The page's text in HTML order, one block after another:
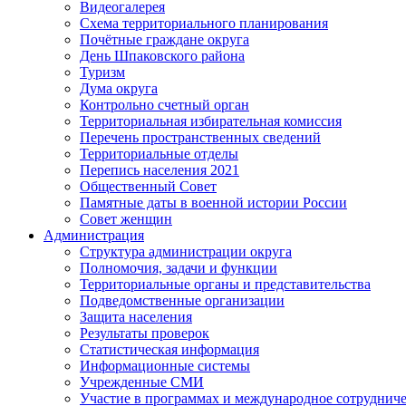
Видеогалерея
Схема территориального планирования
Почётные граждане округа
День Шпаковского района
Туризм
Дума округа
Контрольно счетный орган
Территориальная избирательная комиссия
Перечень пространственных сведений
Территориальные отделы
Перепись населения 2021
Общественный Совет
Памятные даты в военной истории России
Совет женщин
Администрация
Структура администрации округа
Полномочия, задачи и функции
Территориальные органы и представительства
Подведомственные организации
Защита населения
Результаты проверок
Статистическая информация
Информационные системы
Учрежденные СМИ
Участие в программах и международное